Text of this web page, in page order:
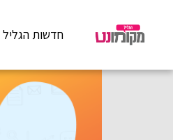
חדשות הגליל